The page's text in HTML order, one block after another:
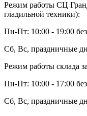
Режим работы СЦ
гладильной техники):
Пн-Пт: 10:00 - 19:00
Сб, Вс, праздничные
Режим работы склада
Пн-Пт: 10:00 - 17:00
Сб, Вс, праздничные